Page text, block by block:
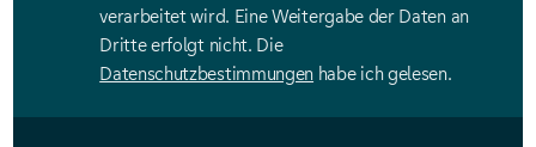
verarbeitet wird. Eine Weitergabe der Daten an
Dritte erfolgt nicht. Die
Datenschutzbestimmungen habe ich gelesen.